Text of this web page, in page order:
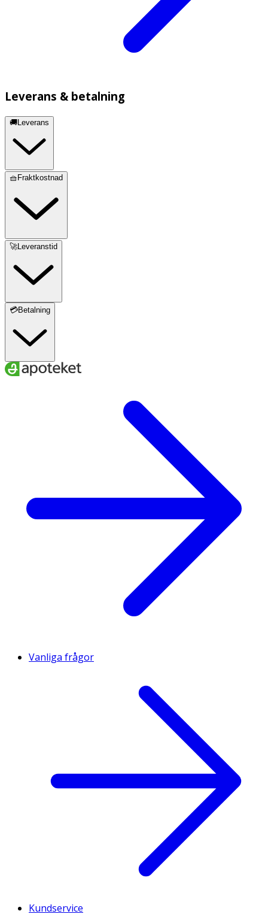
Leverans & betalning
🚚Leverans
🧺Fraktkostnad
🚀Leveranstid
💳Betalning
Vanliga frågor
Kundservice